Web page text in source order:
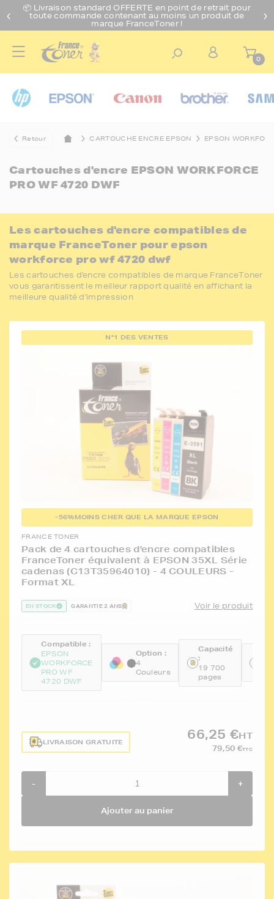
📦 Livraison standard OFFERTE en point de retrait pour
toute commande contenant au moins un produit de
marque FranceToner !
0
Retour CARTOUCHE ENCRE EPSON EPSON
Cartouches d'encre EPSON WORKFORCE
PRO WF 4720 DWF
Les cartouches d'encre compatibles de
marque FranceToner pour epson
workforce pro wf 4720 dwf
Les cartouches d'encre compatibles de marque FranceToner
vous garantissent le meilleur rapport qualité en affichant la
meilleure qualité d'impression
N°1 DES VENTES
-56%MOINS CHER QUE LA MARQUE EPSON
FRANCE TONER
Pack de 4 cartouches d'encre compatibles
FranceToner équivalent à EPSON 35XL Série
cadenas (C13T35964010) - 4 COULEURS -
Format XL
EN STOCK GARANTIE 2 ANS Voir le produit
Compatible :
EPSON
WORKFORCE
PRO WF
4720 DWF
Option :
4
Couleurs
Capacité
:
19 700
pages
LIVRAISON GRATUITE
66,25 €HT
79,50 €TTC
- +
Ajouter au panier